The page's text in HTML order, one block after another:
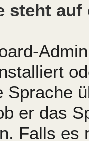
steht
Sprache
er das
Falls es